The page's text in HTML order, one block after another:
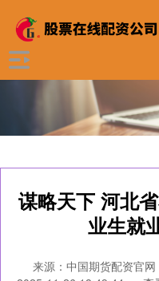
谋略天下 河北
业生就
来源：中国期货配资官网